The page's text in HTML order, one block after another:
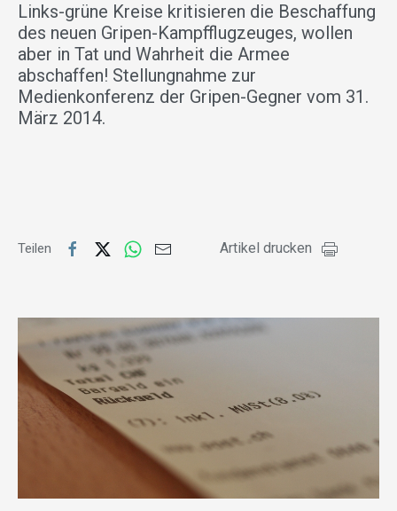
Links-grüne Kreise kritisieren die Beschaffung
des neuen Gripen-Kampfflugzeuges, wollen
aber in Tat und Wahrheit die Armee
abschaffen! Stellungnahme zur
Medienkonferenz der Gripen-Gegner vom 31.
März 2014.
Teilen Artikel drucken